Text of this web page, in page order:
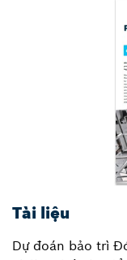
Tài liệu
Dự đoán bảo trì